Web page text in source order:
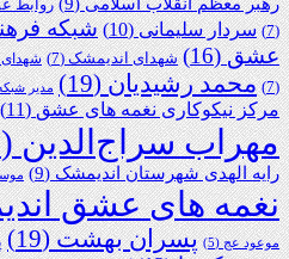
رهبر معظم انقلاب اسلامی(9)
روابط
(7)
سردار سلیمانی(10)
شبکه
عشق(16) شهدای اندیمشک(7) شهدای
(7)
محمد رشیدیان(19) مدیر
مرکز نیکوکاری نغمه های عشق(11)
مهراب سراج‌الدین(57)
رایه الهدی شهرستان اندیمشک(9)
نغمه های عشق
موعود عج(5) پسران بهشت(19)